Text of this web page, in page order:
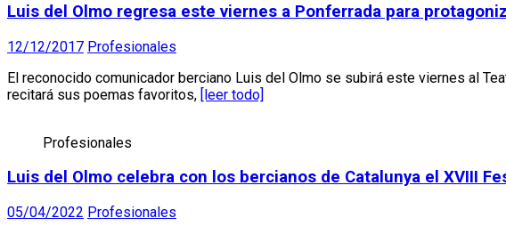
Luis del Olmo regresa este viernes a Ponferrada para
12/12/2017 Profesionales
El reconocido comunicador berciano Luis del Olmo se subirá este viernes al
recitará sus poemas favoritos, [leer todo]
Profesionales
Luis del Olmo celebra con los bercianos de Catalunya el XVIII
05/04/2022 Profesionales